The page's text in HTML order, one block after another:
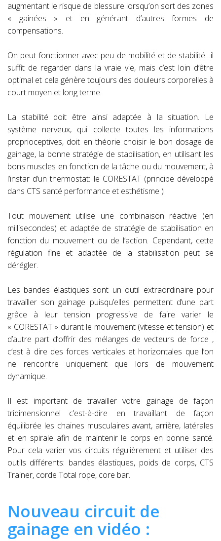
augmentant le risque de blessure lorsqu’on sort des zones
« gainées » et en générant d’autres formes de
compensations.
On peut fonctionner avec peu de mobilité et de stabilité…il
suffit de regarder dans la vraie vie, mais c’est loin d’être
optimal et cela génère toujours des douleurs corporelles à
court moyen et long terme.
La stabilité doit être ainsi adaptée à la situation. Le
système nerveux, qui collecte toutes les informations
proprioceptives, doit en théorie choisir le bon dosage de
gainage, la bonne stratégie de stabilisation, en utilisant les
bons muscles en fonction de la tâche ou du mouvement, à
l’instar d’un thermostat: le CORESTAT (principe développé
dans CTS santé performance et esthétisme )
Tout mouvement utilise une combinaison réactive (en
millisecondes) et adaptée de stratégie de stabilisation en
fonction du mouvement ou de l’action. Cependant, cette
régulation fine et adaptée de la stabilisation peut se
dérégler.
Les bandes élastiques sont un outil extraordinaire pour
travailler son gainage puisqu’elles permettent d’une part
grâce à leur tension progressive de faire varier le
« CORESTAT » durant le mouvement (vitesse et tension) et
d’autre part d’offrir des mélanges de vecteurs de force ,
c’est à dire des forces verticales et horizontales que l’on
ne rencontre uniquement que lors de mouvement
dynamique.
Il est important de travailler votre gainage de façon
tridimensionnel c’est-à-dire en travaillant de façon
équilibrée les chaines musculaires avant, arrière, latérales
et en spirale afin de maintenir le corps en bonne santé.
Pour cela varier vos circuits régulièrement et utiliser des
outils différents: bandes élastiques, poids de corps, CTS
Trainer, corde Total rope, core bar.
Nouveau circuit de
gainage en vidéo :